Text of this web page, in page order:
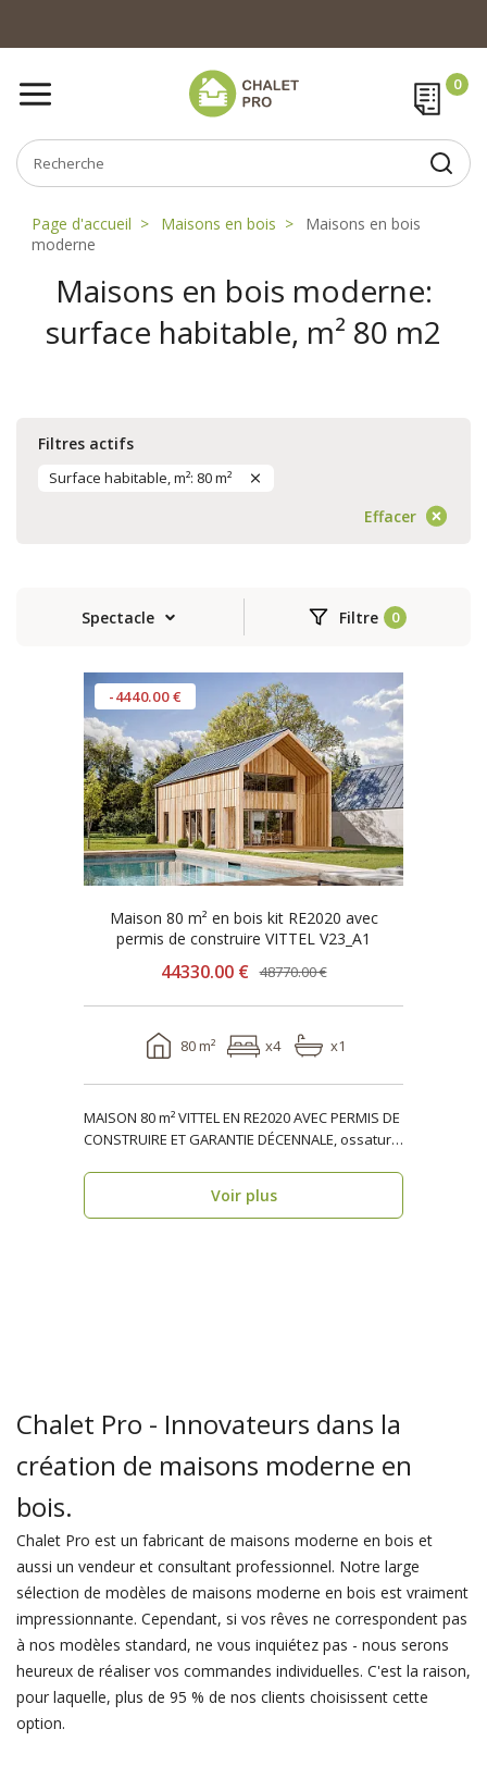
Page d'accueil Maisons en bois
Maisons en bois
moderne
Maisons en bois moderne:
surface habitable, m² 80 m2
Filtres actifs
Surface habitable, m²: 80 m²
Effacer
Spectacle Filtre
-4440.00 €
Maison 80 m² en bois kit RE2020 avec
permis de construire VITTEL V23_A1
44330.00 € 48770.00 €
80 m² x4 x1
MAISON 80 m² VITTEL EN RE2020 AVEC PERMIS DE
CONSTRUIRE ET GARANTIE DÉCENNALE, ossature
Voir plus
Chalet Pro - Innovateurs dans la
création de maisons moderne en
bois.
Chalet Pro est un fabricant de maisons moderne en bois et
aussi un vendeur et consultant professionnel. Notre large
sélection de modèles de maisons moderne en bois est vraiment
impressionnante. Cependant, si vos rêves ne correspondent pas
à nos modèles standard, ne vous inquiétez pas - nous serons
heureux de réaliser vos commandes individuelles. C'est la raison,
pour laquelle, plus de 95 % de nos clients choisissent cette
option.